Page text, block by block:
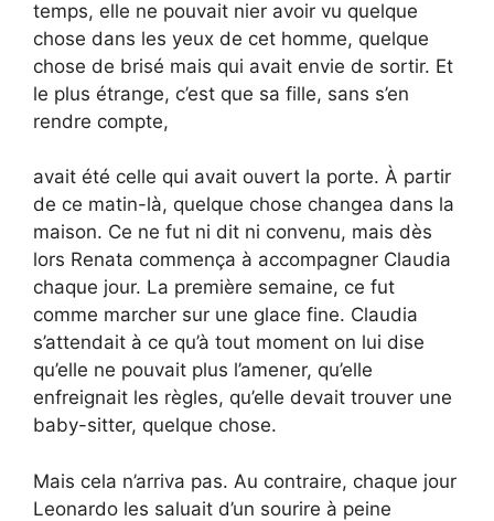
temps, elle ne pouvait nier avoir vu quelque
chose dans les yeux de cet homme, quelque
chose de brisé mais qui avait envie de sortir. Et
le plus étrange, c’est que sa fille, sans s’en
rendre compte,
avait été celle qui avait ouvert la porte. À partir
de ce matin-là, quelque chose changea dans la
maison. Ce ne fut ni dit ni convenu, mais dès
lors Renata commença à accompagner Claudia
chaque jour. La première semaine, ce fut
comme marcher sur une glace fine. Claudia
s’attendait à ce qu’à tout moment on lui dise
qu’elle ne pouvait plus l’amener, qu’elle
enfreignait les règles, qu’elle devait trouver une
baby-sitter, quelque chose.
Mais cela n’arriva pas. Au contraire, chaque jour
Leonardo les saluait d’un sourire à peine